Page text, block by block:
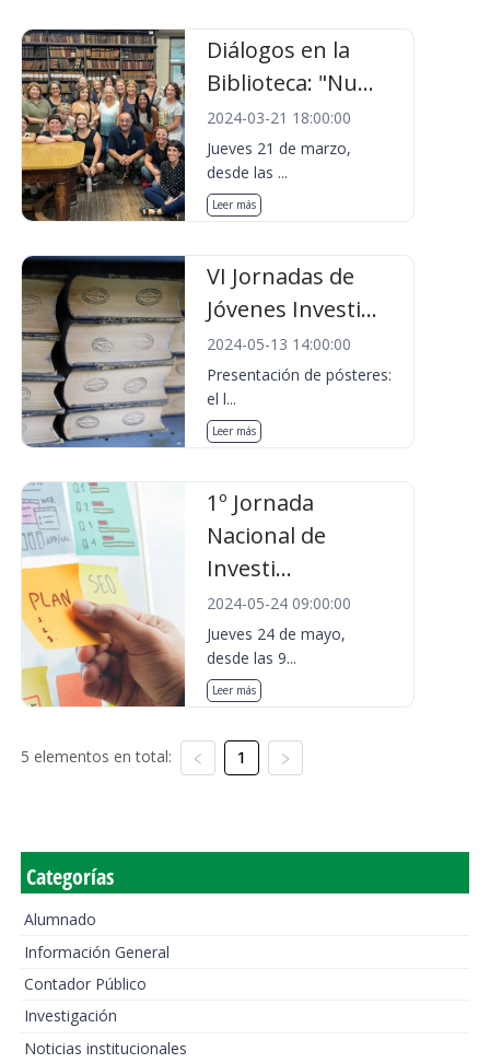
Diálogos en la
Biblioteca: "Nu...
2024-03-21 18:00:00
Jueves 21 de marzo,
desde las ...
Leer más
VI Jornadas de
Jóvenes Investi...
2024-05-13 14:00:00
Presentación de pósteres:
el l...
Leer más
1º Jornada
Nacional de
Investi...
2024-05-24 09:00:00
Jueves 24 de mayo,
desde las 9...
Leer más
5 elementos en total: 1
Categorías
Alumnado
Información General
Contador Público
Investigación
Noticias institucionales